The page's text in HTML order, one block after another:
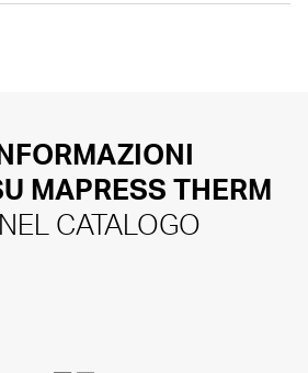
MAPRESS THERM
CATALOGO